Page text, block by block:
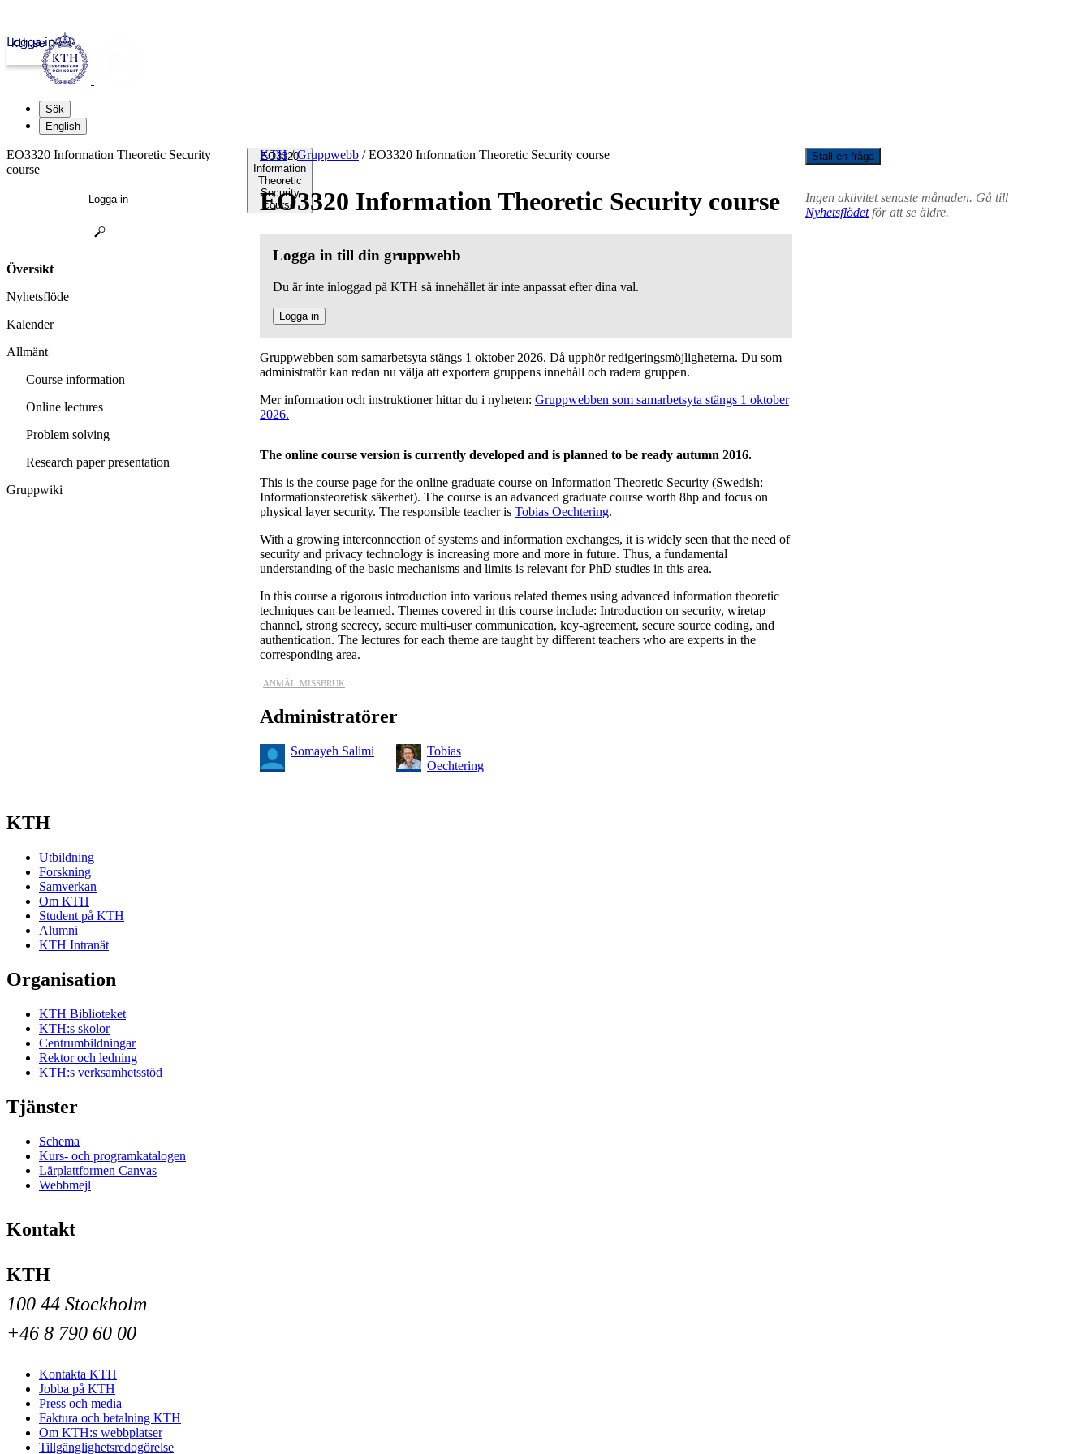
kth.se
Logga in
Sök
English
EO3320
Information
Theoretic
Security
course
KTH / Gruppwebb /EO3320 Information Theoretic Security course
EO3320 Information Theoretic Security course
Logga in till din gruppwebb
Du är inte inloggad på KTH så innehållet är inte anpassat efter dina val.
Logga in
Gruppwebben som samarbetsyta stängs 1 oktober 2026. Då upphör redigeringsmöjligheterna. Du som
administratör kan redan nu välja att exportera gruppens innehåll och radera gruppen.
Mer information och instruktioner hittar du i nyheten: Gruppwebben som samarbetsyta stängs 1 oktober
2026.
The online course version is currently developed and is planned to be ready autumn 2016.
This is the course page for the online graduate course on Information Theoretic Security (Swedish:
Informationsteoretisk säkerhet). The course is an advanced graduate course worth 8hp and focus on
physical layer security. The responsible teacher is Tobias Oechtering.
With a growing interconnection of systems and information exchanges, it is widely seen that the need of
security and privacy technology is increasing more and more in future. Thus, a fundamental
understanding of the basic mechanisms and limits is relevant for PhD studies in this area.
In this course a rigorous introduction into various related themes using advanced information theoretic
techniques can be learned. Themes covered in this course include: Introduction on security, wiretap
channel, strong secrecy, secure multi-user communication, key-agreement, secure source coding, and
authentication. The lectures for each theme are taught by different teachers who are experts in the
corresponding area.
anmäl missbruk
Administratörer
Somayeh Salimi
Tobias
Oechtering
Ställ en fråga
Ingen aktivitet senaste månaden. Gå till
Nyhetsflödetför att se äldre.
EO3320 Information Theoretic Security
course
Logga in
Översikt
Nyhetsflöde
Kalender
Allmänt
Course information
Online lectures
Problem solving
Research paper presentation
Gruppwiki
KTH
Utbildning
Forskning
Samverkan
Om KTH
Student på KTH
Alumni
KTH Intranät
Organisation
KTH Biblioteket
KTH:s skolor
Centrumbildningar
Rektor och ledning
KTH:s verksamhetsstöd
Tjänster
Schema
Kurs- och programkatalogen
Lärplattformen Canvas
Webbmejl
Kontakt
KTH
100 44 Stockholm
+46 8 790 60 00
Kontakta KTH
Jobba på KTH
Press och media
Faktura och betalning KTH
Om KTH:s webbplatser
Tillgänglighetsredogörelse